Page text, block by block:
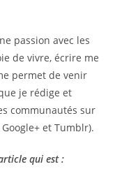
passion avec les
de vivre, écrire me
permet de venir
je rédige et
communautés sur
et Tumblr).
qui est :